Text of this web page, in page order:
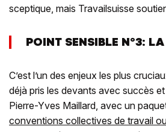
sceptique, mais Travailsuisse
POINT SENSIBLE N°3:
C’est l’un des enjeux les plus
déjà pris les devants avec succès
Pierre-Yves Maillard, avec un
conventions collectives de travail